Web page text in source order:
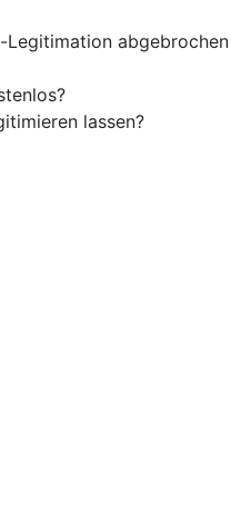
Legitimation abgebrochen
lassen?